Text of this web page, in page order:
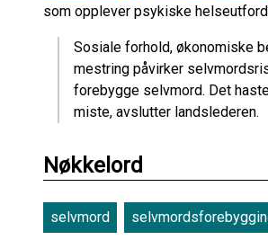
som opplever psykiske
Sosiale forhold, økonomiske
mestring påvirker
forebygge selvmord. Det
miste, avslutter landslederen.
Nøkkelord
selvmord